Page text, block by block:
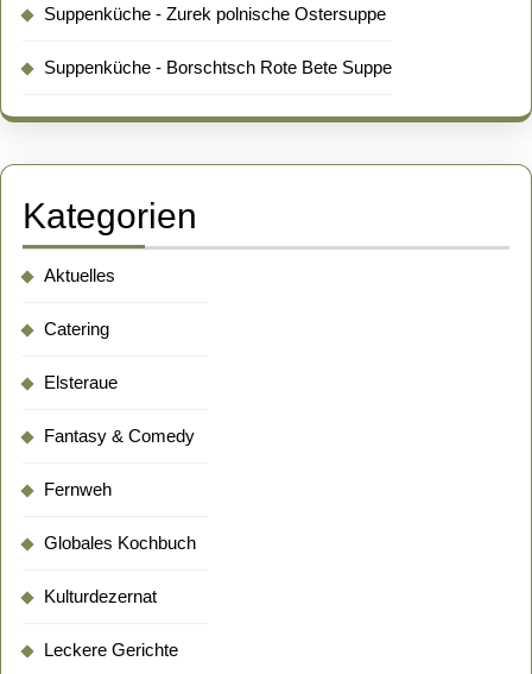
Suppenküche - Zurek polnische Ostersuppe
Suppenküche - Borschtsch Rote Bete Suppe
Kategorien
Aktuelles
Catering
Elsteraue
Fantasy & Comedy
Fernweh
Globales Kochbuch
Kulturdezernat
Leckere Gerichte